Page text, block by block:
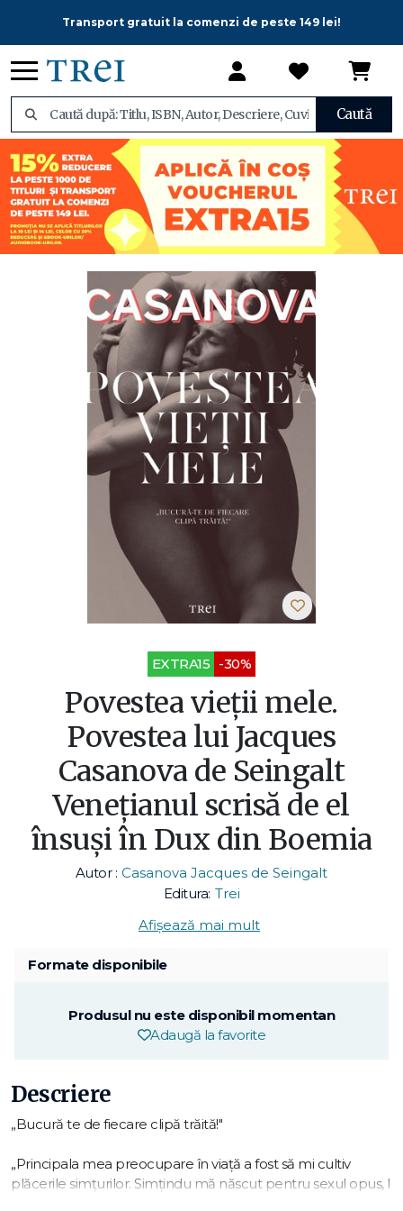
Transport gratuit la comenzi de peste 149 lei!
Caută
EXTRA15 -30%
Povestea vieţii mele.
Povestea lui Jacques
Casanova de Seingalt
Veneţianul scrisă de el
însuşi în Dux din Boemia
Autor : Casanova Jacques de Seingalt
Editura: Trei
Afișează mai mult
Formate disponibile
Produsul nu este disponibil momentan
Adaugă la favorite
Descriere
„Bucură te de fiecare clipă trăită!"
„Principala mea preocupare în viaţă a fost să mi cultiv
plăcerile simţurilor. Simţindu mă născut pentru sexul opus, l